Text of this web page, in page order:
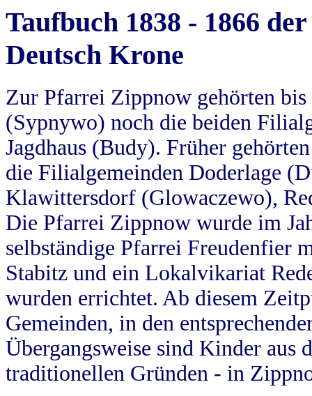
Taufbuch 1838 - 1866
Deutsch Krone
Zur Pfarrei Zippnow gehörten
(Sypnywo) noch die beiden
Jagdhaus (Budy). Früher
die Filialgemeinden Doderlage
Klawittersdorf (Glowaczewo),
Die Pfarrei Zippnow wurde im
selbständige Pfarrei Freudenfier
Stabitz und ein Lokalvikariat
wurden errichtet. Ab diesem
Gemeinden, in den
Übergangsweise sind Kinder aus
traditionellen Gründen - in